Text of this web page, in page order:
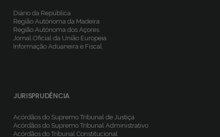
Diário da República
Região Autónoma da Madeira
Região Autónoma dos Açores
Jornal Oficial da União Europeia
Informação Aduaneira e Fiscal
JURISPRUDÊNCIA
Acórdãos do Supremo Tribunal de Justiça
Acórdãos do Supremo Tribunal Administrativo
Acórdãos do Tribunal Constitucional